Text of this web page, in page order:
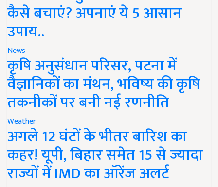
कैसे बचाएं? अपनाएं ये 5 आसान
उपाय..
News
कृषि अनुसंधान परिसर, पटना में
वैज्ञानिकों का मंथन, भविष्य की कृषि
तकनीकों पर बनी नई रणनीति
Weather
अगले 12 घंटों के भीतर बारिश का
कहर! यूपी, बिहार समेत 15 से ज्यादा
राज्यों में IMD का ऑरेंज अलर्ट